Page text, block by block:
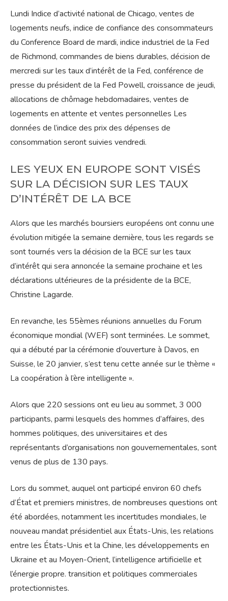
Lundi Indice d’activité national de Chicago, ventes de
logements neufs, indice de confiance des consommateurs
du Conference Board de mardi, indice industriel de la Fed
de Richmond, commandes de biens durables, décision de
mercredi sur les taux d’intérêt de la Fed, conférence de
presse du président de la Fed Powell, croissance de jeudi,
allocations de chômage hebdomadaires, ventes de
logements en attente et ventes personnelles Les
données de l’indice des prix des dépenses de
consommation seront suivies vendredi.
LES YEUX EN EUROPE SONT VISÉS
SUR LA DÉCISION SUR LES TAUX
D’INTÉRÊT DE LA BCE
Alors que les marchés boursiers européens ont connu une
évolution mitigée la semaine dernière, tous les regards se
sont tournés vers la décision de la BCE sur les taux
d’intérêt qui sera annoncée la semaine prochaine et les
déclarations ultérieures de la présidente de la BCE,
Christine Lagarde.
En revanche, les 55èmes réunions annuelles du Forum
économique mondial (WEF) sont terminées. Le sommet,
qui a débuté par la cérémonie d’ouverture à Davos, en
Suisse, le 20 janvier, s’est tenu cette année sur le thème «
La coopération à l’ère intelligente ».
Alors que 220 sessions ont eu lieu au sommet, 3 000
participants, parmi lesquels des hommes d’affaires, des
hommes politiques, des universitaires et des
représentants d’organisations non gouvernementales, sont
venus de plus de 130 pays.
Lors du sommet, auquel ont participé environ 60 chefs
d’État et premiers ministres, de nombreuses questions ont
été abordées, notamment les incertitudes mondiales, le
nouveau mandat présidentiel aux États-Unis, les relations
entre les États-Unis et la Chine, les développements en
Ukraine et au Moyen-Orient, l’intelligence artificielle et
l’énergie propre. transition et politiques commerciales
protectionnistes.